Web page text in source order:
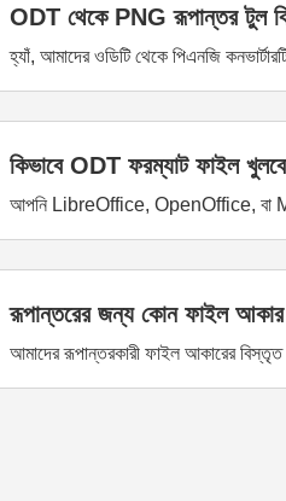
ODT থেকে PNG রূপান্তর টুল কি
হ্যাঁ, আমাদের ওডিটি থেকে পিএনজি
কিভাবে ODT ফরম্যাট ফাইল
আপনি LibreOffice, OpenOffice, বা
রূপান্তরের জন্য কোন ফাইল আকার
আমাদের রূপান্তরকারী ফাইল আকারের